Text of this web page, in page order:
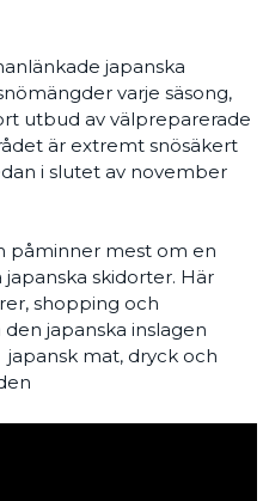
japanska
varje säsong,
utbud av välpreparerade
är extremt snösäkert
i slutet av november
påminner mest om en
skidorter. Här
shopping och
japanska inslagen
mat, dryck och